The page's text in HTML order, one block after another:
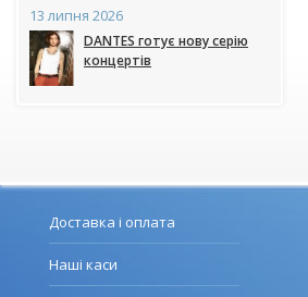
13 липня 2026
DANTES готує нову серію
концертів
Доставка і оплата
Наші каси